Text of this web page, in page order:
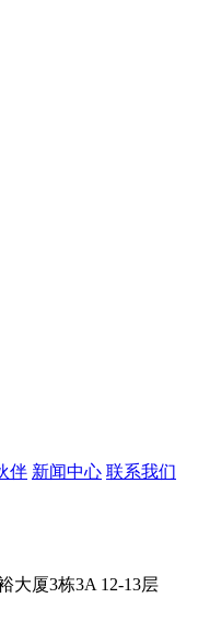
伴 新闻中心 联系我们
大厦3栋3A 12-13层